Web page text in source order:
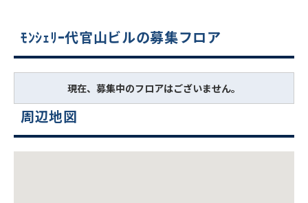
ﾓﾝｼｪﾘｰ代官山ビルの募集フロア
現在、募集中のフロアはございません。
周辺地図